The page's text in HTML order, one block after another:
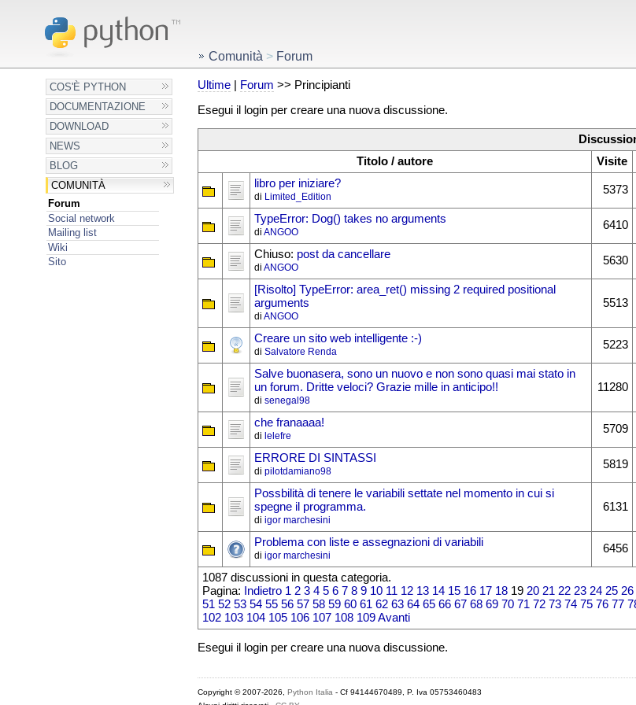
COS'È PYTHON
DOCUMENTAZIONE
DOWNLOAD
NEWS
BLOG
COMUNITÀ
Forum
Social network
Mailing list
Wiki
Sito
Comunità > Forum
Ultime| Forum >> Principianti
Esegui il login per creare una nuova discussione.
Titolo / autore
Visite
libro per iniziare?
di Limited_Edition
5373
TypeError: Dog() takes no arguments
di ANGOO
6410
Chiuso: post da cancellare
di ANGOO
5630
[Risolto] TypeError: area_ret() missing 2 required positional
arguments
di ANGOO
5513
Creare un sito web intelligente :-)
di Salvatore Renda
5223
Salve buonasera, sono un nuovo e non sono quasi mai stato in
un forum. Dritte veloci? Grazie mille in anticipo!!
di senegal98
11280
che franaaaa!
di lelefre
5709
ERRORE DI SINTASSI
di pilotdamiano98
5819
Possbilità di tenere le variabili settate nel momento in cui si
spegne il programma.
di igor marchesini
6131
Problema con liste e assegnazioni di variabili
di igor marchesini
6456
1087 discussioni in questa categoria.
Pagina:
Indietro 1 2 3 4 5 6 7 8 9 10 11 12 13 14 15 16 17 1819 20 21 22 23 24 25 26
51 52 53 54 55 56 57 58 59 60 61 62 63 64 65 66 67 68 69 70 71 72 73 74 75 76 77
102 103 104 105 106 107 108 109 Avanti
Esegui il login per creare una nuova discussione.
Copyright © 2007-2026, Python Italia - Cf 94144670489, P. Iva 05753460483